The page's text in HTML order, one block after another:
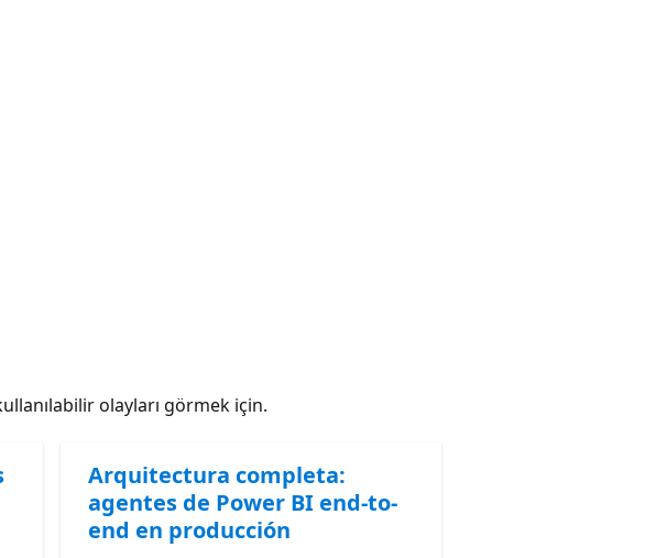
olayları görmek için.
Arquitectura completa:
agentes de Power BI end-to-
end en producción